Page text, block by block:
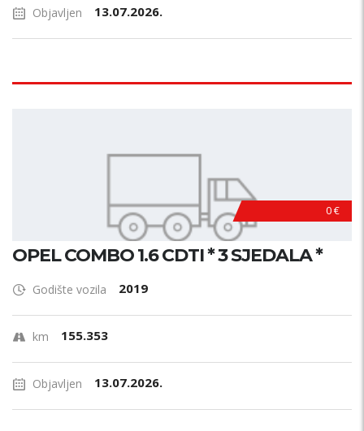
Objavljen 13.07.2026.
0 €
OPEL COMBO 1.6 CDTI * 3 SJEDALA *
Godište vozila 2019
km 155.353
Objavljen 13.07.2026.